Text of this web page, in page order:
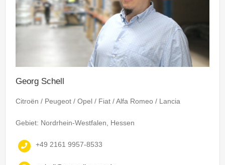
Georg Schell
Citroën / Peugeot / Opel / Fiat / Alfa Romeo / Lancia
Gebiet: Nordrhein-Westfalen, Hessen
+49 2161 9957-8533